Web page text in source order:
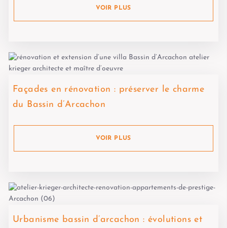
VOIR PLUS
Façades en rénovation : préserver le charme
du Bassin d’Arcachon
VOIR PLUS
Urbanisme bassin d’arcachon : évolutions et